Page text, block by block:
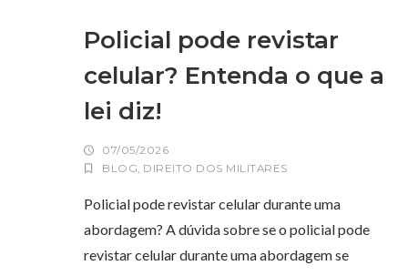
Policial pode revistar
celular? Entenda o que a
lei diz!
07/05/2026
BLOG, DIREITO DOS MILITARES
Policial pode revistar celular durante uma
abordagem? A dúvida sobre se o policial pode
revistar celular durante uma abordagem se